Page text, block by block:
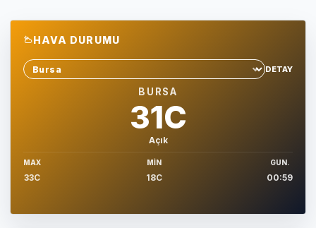
HAVA DURUMU
Sehir sec
DETAY
BURSA
31C
Açık
MAX
33C
MIN
18C
GUN.
00:59